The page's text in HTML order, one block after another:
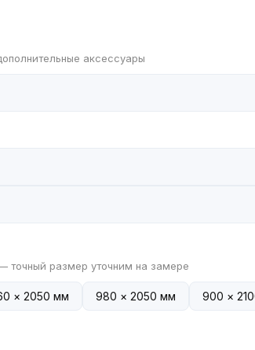
аксессуары
точный размер уточним на замере
× 2050 мм 980 × 2050 мм 900 ×